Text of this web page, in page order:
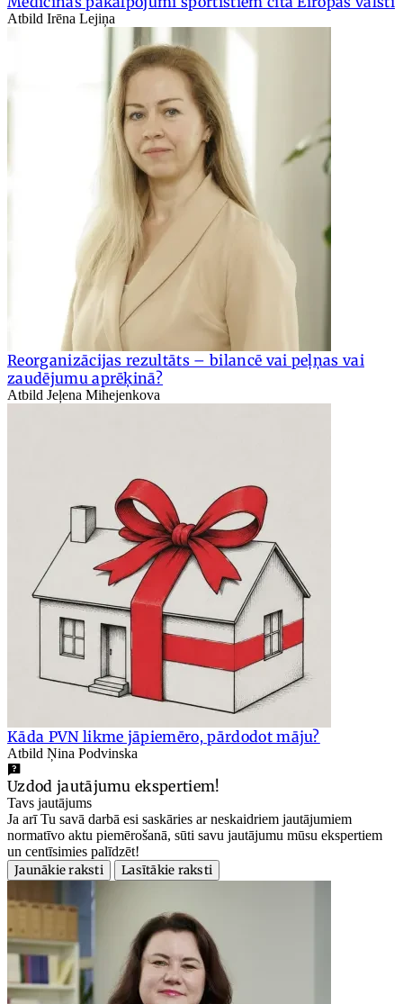
Atbild Irēna Lejiņa
Reorganizācijas rezultāts – bilancē vai peļņas vai
zaudējumu aprēķinā?
Atbild Jeļena Mihejenkova
Kāda PVN likme jāpiemēro, pārdodot māju?
Atbild Ņina Podvinska
Uzdod jautājumu ekspertiem!
Tavs jautājums
Ja arī Tu savā darbā esi saskāries ar neskaidriem jautājumiem
normatīvo aktu piemērošanā, sūti savu jautājumu mūsu ekspertiem
un centīsimies palīdzēt!
Jaunākie raksti
Lasītākie raksti